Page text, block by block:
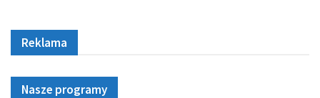
Reklama
Nasze programy